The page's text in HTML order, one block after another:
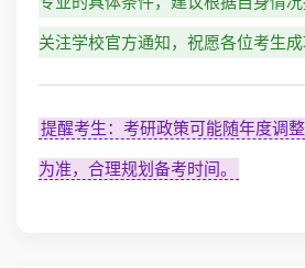
关注学校官方通知，祝愿各位考生成
提醒考生：考研政策可能随年度调
为准，合理规划备考时间。